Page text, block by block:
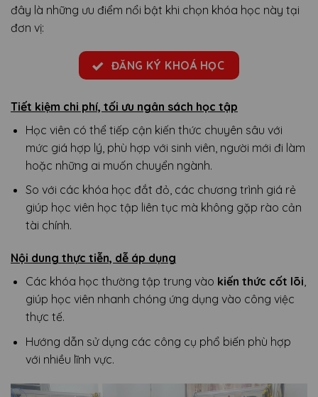
đây là những ưu điểm nổi bật khi chọn khóa học này tại
đơn vị:
ĐĂNG KÝ KHOÁ HỌC
Tiết kiệm chi phí, tối ưu ngân sách học tập
Học viên có thể tiếp cận kiến thức chuyên sâu với
mức giá hợp lý, phù hợp với sinh viên, người mới đi làm
hoặc những ai muốn chuyển ngành.
So với các khóa học đắt đỏ, các chương trình giá rẻ
giúp học viên học tập liên tục mà không gặp rào cản
tài chính.
Nội dung thực tiễn, dễ áp dụng
Các khóa học thường tập trung vào kiến thức cốt lõi,
giúp học viên nhanh chóng ứng dụng vào công việc
thực tế.
Hướng dẫn sử dụng các công cụ phổ biến phù hợp
với nhiều lĩnh vực.